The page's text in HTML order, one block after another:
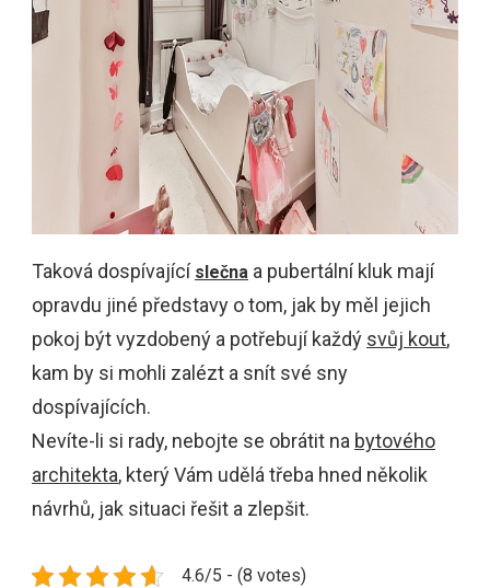
Taková dospívající slečna a pubertální kluk mají
opravdu jiné představy o tom, jak by měl jejich
pokoj být vyzdobený a potřebují každý svůj kout,
kam by si mohli zalézt a snít své sny
dospívajících.
Nevíte-li si rady, nebojte se obrátit na bytového
architekta, který Vám udělá třeba hned několik
návrhů, jak situaci řešit a zlepšit.
4.6/5 - (8 votes)